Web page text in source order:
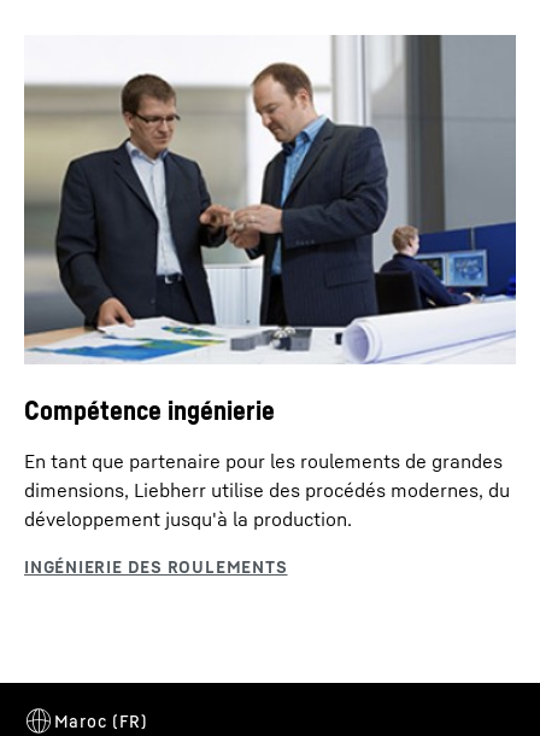
Compétence ingénierie
En tant que partenaire pour les roulements de grandes
dimensions, Liebherr utilise des procédés modernes, du
développement jusqu'à la production.